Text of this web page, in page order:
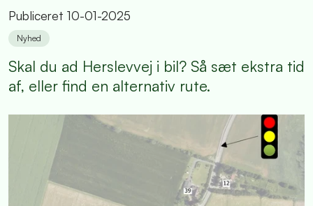
Publiceret 10-01-2025
Nyhed
Skal du ad Herslevvej i bil? Så sæt ekstra tid
af, eller find en alternativ rute.